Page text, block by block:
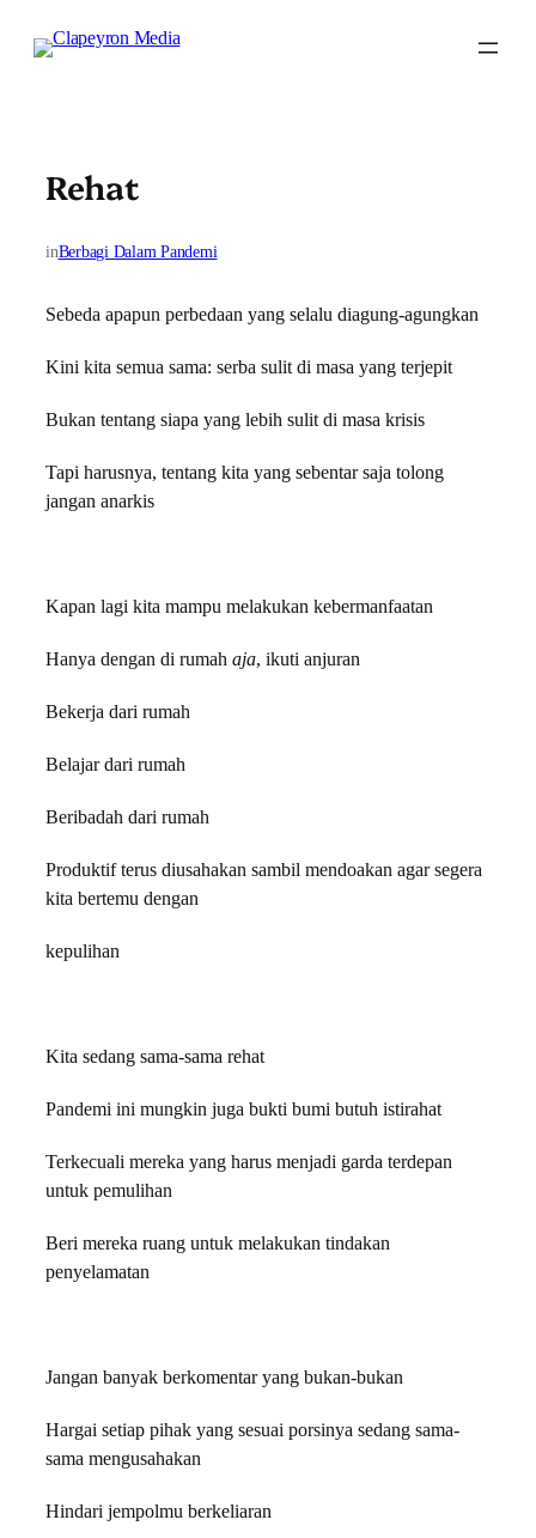
Rehat
inBerbagi Dalam Pandemi
Sebeda apapun perbedaan yang selalu diagung-agungkan
Kini kita semua sama: serba sulit di masa yang terjepit
Bukan tentang siapa yang lebih sulit di masa krisis
Tapi harusnya, tentang kita yang sebentar saja tolong
jangan anarkis
Kapan lagi kita mampu melakukan kebermanfaatan
Hanya dengan di rumah aja, ikuti anjuran
Bekerja dari rumah
Belajar dari rumah
Beribadah dari rumah
Produktif terus diusahakan sambil mendoakan agar segera
kita bertemu dengan
kepulihan
Kita sedang sama-sama rehat
Pandemi ini mungkin juga bukti bumi butuh istirahat
Terkecuali mereka yang harus menjadi garda terdepan
untuk pemulihan
Beri mereka ruang untuk melakukan tindakan
penyelamatan
Jangan banyak berkomentar yang bukan-bukan
Hargai setiap pihak yang sesuai porsinya sedang sama-
sama mengusahakan
Hindari jempolmu berkeliaran